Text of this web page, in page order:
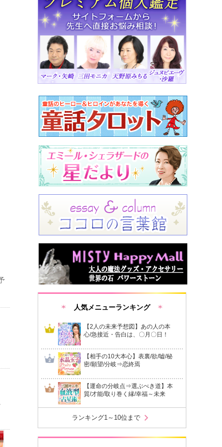
人気メニューランキング
【2人の未来予想図】あの人の本
心/急接近・告白は、〇月〇日！
【相手の10大本心】表裏/欲/嘘/秘
密/願望/分岐⇒恋終焉
【運命の分岐点⇒選ぶべき道】本
質/才能/取り巻く縁/幸福～未来
ランキング1～10位まで chevron_right